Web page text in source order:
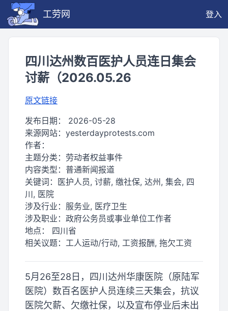
工劳网 登入
四川达州数百医护人员连日集会
讨薪（2026.05.26
原文链接
发布日期： 2026-05-28
来源网站： yesterdayprotests.com
作者：
主题分类： 劳动者权益事件
内容类型： 普通新闻报道
关键词： 医护人员, 讨薪, 缴社保, 达州, 集会, 四
川, 医院
涉及行业： 服务业, 医疗卫生
涉及职业： 政府公务员或事业单位工作者
地点： 四川省
相关议题： 工人运动/行动, 工资报酬, 拖欠工资
5月26至28日，四川达州华康医院（原陆军
医院）数百名医护人员连续三天集会，抗议
医院欠薪、欠缴社保，以及宣布停业后未出